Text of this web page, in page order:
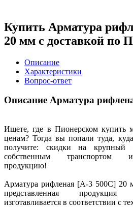
Купить Арматура
20 мм с доставкой по
Описание
Характеристики
Вопрос-ответ
Описание Арматура
Ищете, где в Пионерском купить
ценам? Тогда вы попали туда,
получите: скидки на крупный
собственным транспортом и
продукцию!
Арматура рифленая [А-3 500С] 20
представленная
изготавливается в соответствии с